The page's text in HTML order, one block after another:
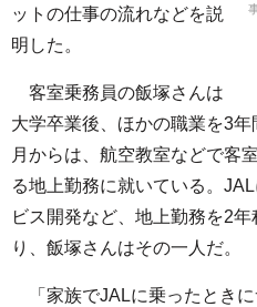
ットの仕事の流れなどを説
明した。
客室乗務員の飯塚さんは
大学卒業後、ほかの職業を3
月からは、航空教室などで客
る地上勤務に就いている。
ビス開発など、地上勤務を2
り、飯塚さんはその一人だ。
「家族でJALに乗ったとき